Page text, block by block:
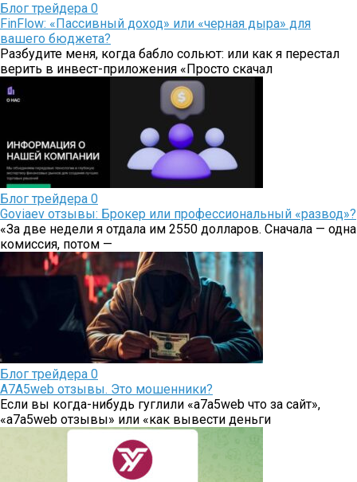
Блог трейдера 0
FinFlow: «Пассивный доход» или «черная дыра» для
вашего бюджета?
Разбудите меня, когда бабло сольют: или как я перестал
верить в инвест-приложения «Просто скачал
Блог трейдера 0
Goviaev отзывы: Брокер или профессиональный «развод»?
«За две недели я отдала им 2550 долларов. Сначала — одна
комиссия, потом —
Блог трейдера 0
A7A5web отзывы. Это мошенники?
Если вы когда-нибудь гуглили «a7a5web что за сайт»,
«a7a5web отзывы» или «как вывести деньги